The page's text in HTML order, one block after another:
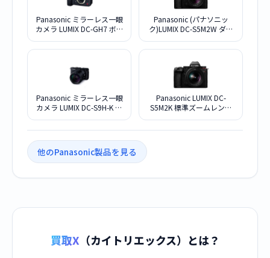
Panasonic ミラーレス一眼
カメラ LUMIX DC-GH7 ボデ
Panasonic (パナソニッ
ク)LUMIX DC-S5M2W ダブ
Panasonic ミラーレス一眼
カメラ LUMIX DC-S9H-K 高
Panasonic LUMIX DC-
S5M2K 標準ズームレンズ
他のPanasonic製品を見る
買取X （カイトリエックス）とは？